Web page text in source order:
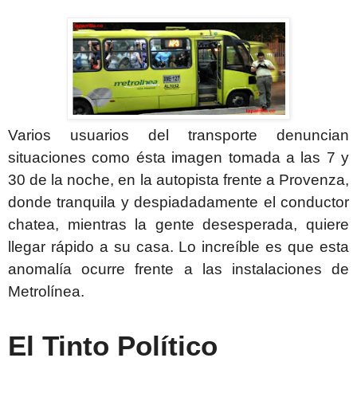
Varios usuarios del transporte denuncian
situaciones como ésta imagen tomada a las 7 y
30 de la noche, en la autopista frente a Provenza,
donde tranquila y despiadadamente el conductor
chatea, mientras la gente desesperada, quiere
llegar rápido a su casa. Lo increíble es que esta
anomalía ocurre frente a las instalaciones de
Metrolínea.
El Tinto Político